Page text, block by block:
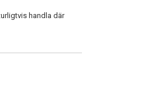
handla där